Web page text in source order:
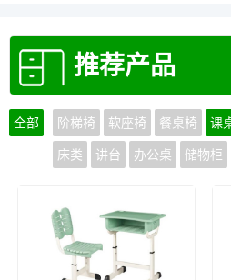
推荐产品
全部 阶梯椅 软座椅 餐桌椅 课
床类 讲台 办公桌 储物柜